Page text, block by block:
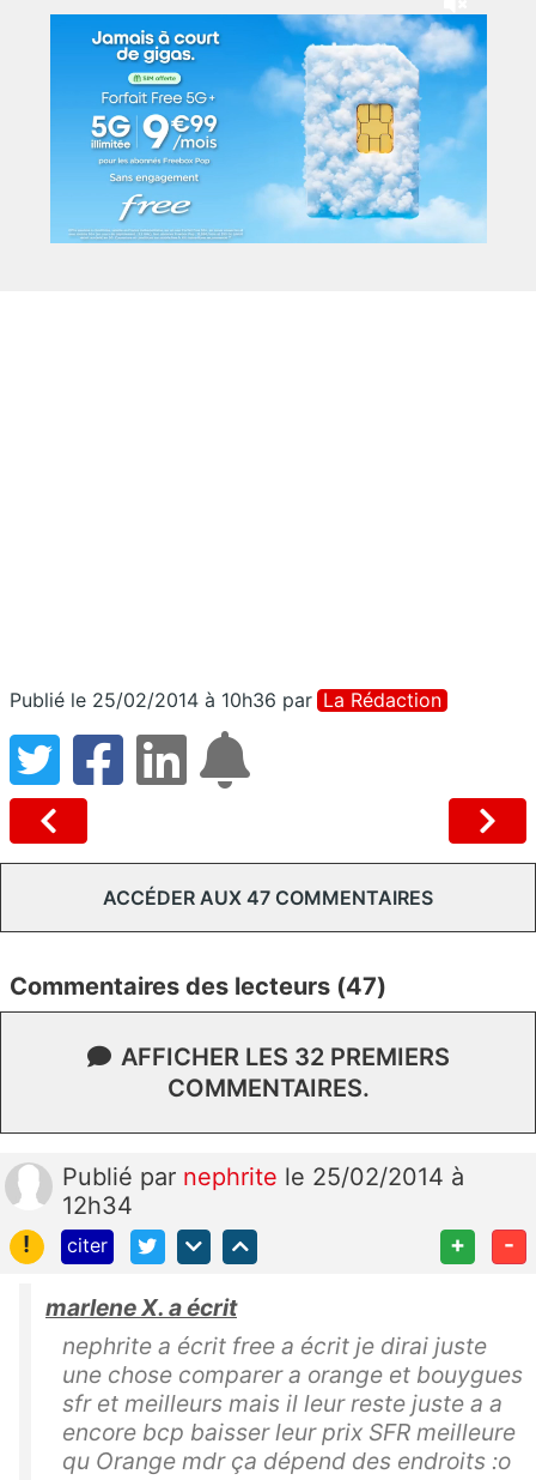
Publié le 25/02/2014 à 10h36 par La Rédaction
ACCÉDER AUX 47 COMMENTAIRES
Commentaires des lecteurs (47)
AFFICHER LES 32 PREMIERS
COMMENTAIRES.
Publié par nephrite le 25/02/2014 à
12h34
!
citer + -
marlene X. a écrit
nephrite a écrit free a écrit je dirai juste
une chose comparer a orange et bouygues
sfr et meilleurs mais il leur reste juste a a
encore bcp baisser leur prix SFR meilleure
qu Orange mdr ça dépend des endroits :o